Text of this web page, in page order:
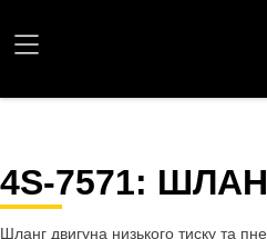
4S-7571:
Шланг двигуна низького тиску та